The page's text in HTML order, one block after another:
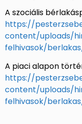
A szociális
https://
content/uploads/
felhivasok/
A piaci alapon
https://
content/uploads/
felhivasok/